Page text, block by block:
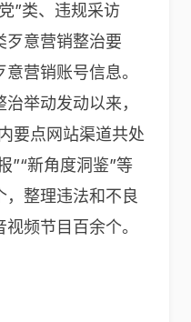
”类、违规采访
歹意营销整治要
营销账号信息。
举动发动以来，
要点网站渠道共处
”“新角度洞鉴”等
整理违法和不良
频节目百余个。